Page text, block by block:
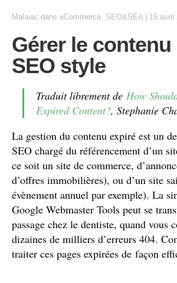
Malaiac dans eCommerce, SEO&SEA 15 avril
Gérer le contenu
SEO style
Traduit librement de How
Expired Content?, Stephanie
La gestion du contenu expiré est un
SEO chargé du référencement d’un
ce soit un site de commerce,
d’offres immobilières), ou d’un site
évènement annuel par exemple). La
Google Webmaster Tools peut se
passage chez le dentiste, quand vous
dizaines de milliers d’erreurs 404.
traiter ces pages expirées de façon